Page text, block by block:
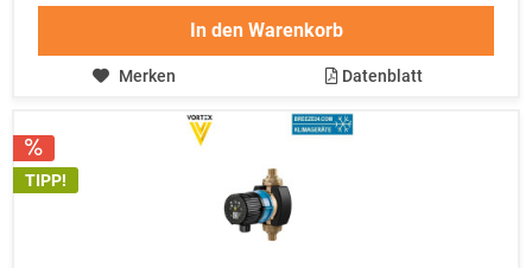
In den Warenkorb
Merken Datenblatt
TIPP!